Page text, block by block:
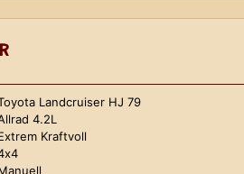
Landcruiser HJ 79
4.2L
Kraftvoll